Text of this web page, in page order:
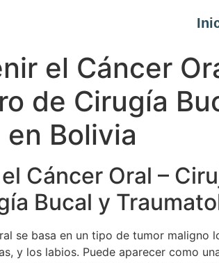
el Cáncer
de Cirugía
Bolivia
Cáncer Oral –
Bucal y
se basa en un tipo de tumor
y los labios. Puede aparecer como